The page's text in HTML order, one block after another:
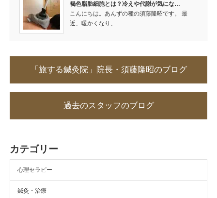
褐色脂肪細胞とは？冷えや代謝が気にな…
こんにちは。あんずの種の須藤隆昭です。 最
近、暖かくなり、…
「旅する鍼灸院」院長・須藤隆昭のブログ
過去のスタッフのブログ
カテゴリー
心理セラピー
鍼灸・治療